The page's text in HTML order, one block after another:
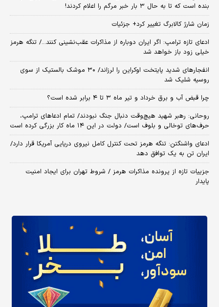
بنده است که تا به حال ۳ بار خبر مرگم را اعلام کردند!
زمان شارژ کالابرگ تغییر کرد+ جزئیات
ادعای تازه ترامپ: اگر ایران دوباره از مذاکرات عقب‌نشینی کنند.../ تنگه هرمز
خیلی زود باز خواهد شد
انفجارهای شدید پایتخت اوکراین را لرزاند/ ۳۰ موشک بالستیک از سوی
روسیه شلیک شد
چرا قبض آب و برق خرداد و تیر ماه ۳ تا ۴ برابر شده است؟
روحانی: رهبر شهید هیچ‌وقت دنبال جنگ نبودند/ تمام ادعاهای ترامپ،
حرف‌های توخالی و بلوف است/ دولت در این ۱۴ ماه کار بزرگی کرده است
ادعای واشنگتن: تنگه هرمز تحت کنترل کامل نیروی دریایی آمریکا قرار دارد/
ایران تن به یک توافق دهد
جزییات تازه از پرونده مذاکرات هرمز / شروط تهران برای ایجاد امنیت
پایدار